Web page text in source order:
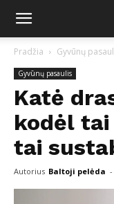
Pradžia Gyvūnų
Gyvūnų pasaulis
Katė
kodėl
tai
Autorius Baltoji pelėda -